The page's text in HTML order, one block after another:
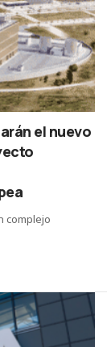
el nuevo
complejo